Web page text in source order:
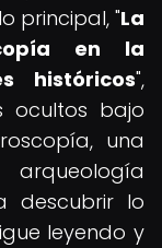
principal, "La
en la
históricos",
ocultos bajo
una
descubrir lo
leyendo y